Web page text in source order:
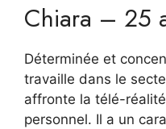
Chiara – 25
Déterminée et
travaille dans le
affronte la télé-
personnel. Il a un